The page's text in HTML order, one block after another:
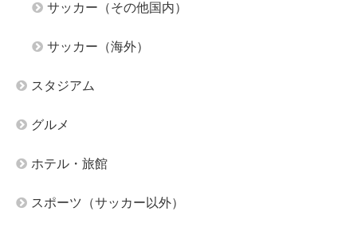
サッカー（その他国内）
サッカー（海外）
スタジアム
グルメ
ホテル・旅館
スポーツ（サッカー以外）